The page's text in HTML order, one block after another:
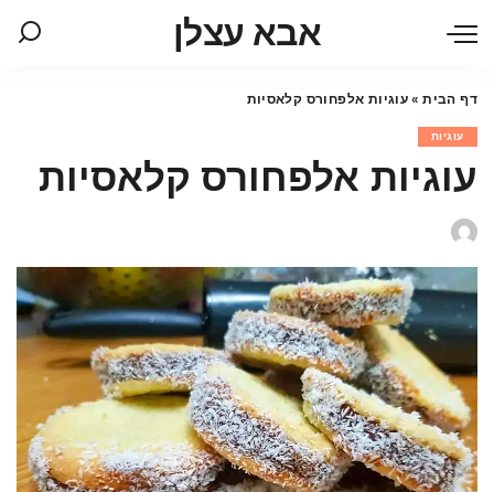
אבא עצלן
דף הבית» עוגיות אלפחורס קלאסיות
עוגיות
עוגיות אלפחורס קלאסיות